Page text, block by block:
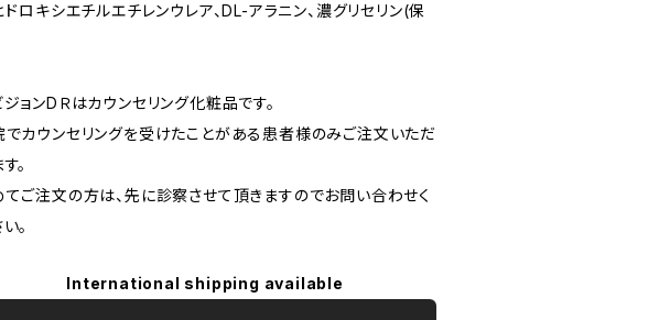
ロキシエチルエチレンウレア、DL-アラニン、濃グリセリン(保
ジョンDＲはカウンセリング化粧品です。
でカウンセリングを受けたことがある患者様のみご注文いただ
。
てご注文の方は、先に診察させて頂きますのでお問い合わせく
。
International shipping available